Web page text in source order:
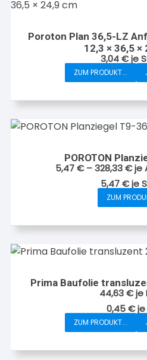
Poroton Plan 36,5-LZ
12,3 × 36,5 ×
3,04€je
ZUM PRODUKT...
POROTON
5,47€–328,33€je
5,47€je
ZUM
Die
auf
Prima Baufolie
44,63€je
0,45€
ZUM PRODUKT...